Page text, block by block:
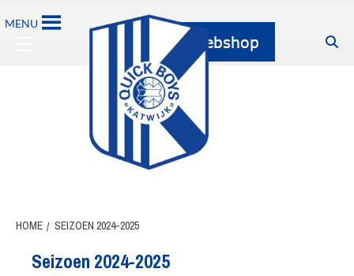
MENU
HOME SEIZOEN 2024-2025
Seizoen 2024-2025